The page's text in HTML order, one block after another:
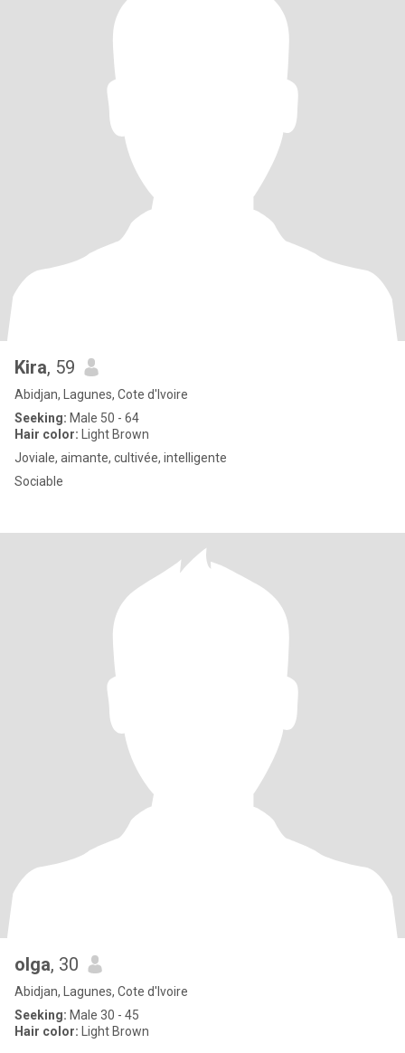
Kira, 59
Abidjan, Lagunes, Cote d'Ivoire
Seeking: Male 50 - 64
Hair color: Light Brown
Joviale, aimante, cultivée, intelligente
Sociable
olga, 30
Abidjan, Lagunes, Cote d'Ivoire
Seeking: Male 30 - 45
Hair color: Light Brown